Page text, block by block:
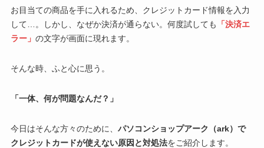
お目当ての商品を手に入れるため、クレジットカード情報を入力
して…。しかし、なぜか決済が通らない。何度試しても
「決済エ
ラー」 の文字が画面に現れます。
そんな時、ふと心に思う。
「一体、何が問題なんだ？」
今日はそんな方々のために、 パソコンショップアーク（ark）で
クレジットカードが使えない原因と対処法をご紹介します。